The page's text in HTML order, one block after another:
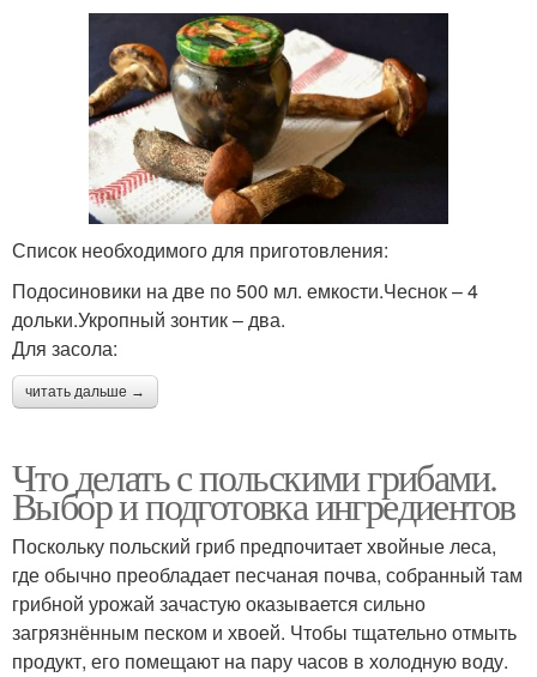
Список необходимого для приготовления:
Подосиновики на две по 500 мл. емкости.Чеснок – 4
дольки.Укропный зонтик – два.
Для засола:
читать дальше →
Что делать с польскими грибами.
Выбор и подготовка ингредиентов
Поскольку польский гриб предпочитает хвойные леса,
где обычно преобладает песчаная почва, собранный там
грибной урожай зачастую оказывается сильно
загрязнённым песком и хвоей. Чтобы тщательно отмыть
продукт, его помещают на пару часов в холодную воду.